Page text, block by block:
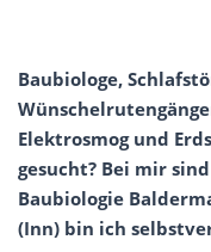
Baubiologe,
Elektrosmog und
gesucht? Bei mir
Baubiologie
(Inn) bin ich